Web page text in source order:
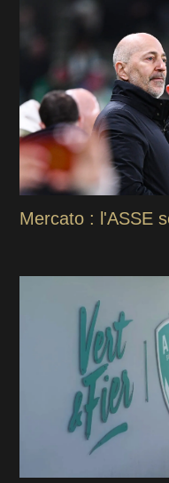
Mercato : l'ASSE